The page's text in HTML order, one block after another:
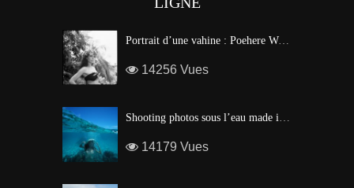
Portrait d’une vahine : Poehere Wilson, Miss Tahiti 2010
14256 Vues
Shooting photos sous l’eau made in Tahiti
14179 Vues